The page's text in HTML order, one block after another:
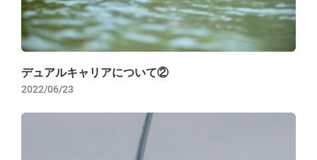
デュアルキャリアについて②
2022/06/23